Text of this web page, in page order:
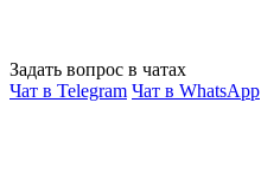
Задать вопрос в чатах
Чат в Telegram Чат в WhatsApp